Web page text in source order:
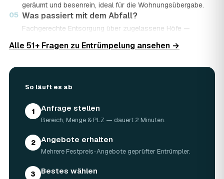
geräumt und besenrein, ideal für die Wohnungsübergabe.
05 Was passiert mit dem Abfall?
Fachgerechte Entsorgung über zugelassene Höfe —
Nachweis.
Angebote und entscheiden in Ruhe.
Alle 51+ Fragen zu Entrümpelung ansehen →
So läuft es ab
1 Anfrage stellen
Bereich, Menge & PLZ — dauert 2 Minuten.
2 Angebote erhalten
Mehrere Festpreis-Angebote geprüfter Entrümpler.
3 Bestes wählen